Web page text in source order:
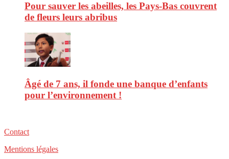
Pour sauver les abeilles, les Pays-Bas couvrent
de fleurs leurs abribus
Âgé de 7 ans, il fonde une banque d’enfants
pour l’environnement !
Contact
Mentions légales